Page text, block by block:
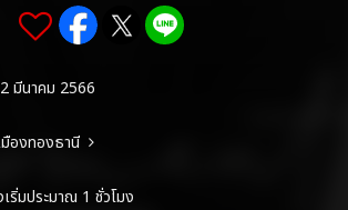
มีนาคม 2566
มืองทองธานี
ริ่มประมาณ 1 ชั่วโมง